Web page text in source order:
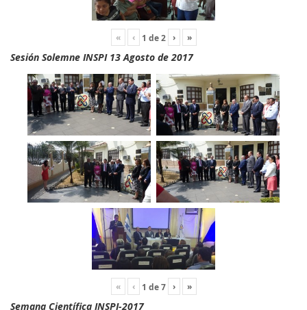
« ‹ 1 de2 › »
Sesión Solemne INSPI 13 Agosto de 2017
« ‹ 1 de7 › »
Semana Científica INSPI-2017